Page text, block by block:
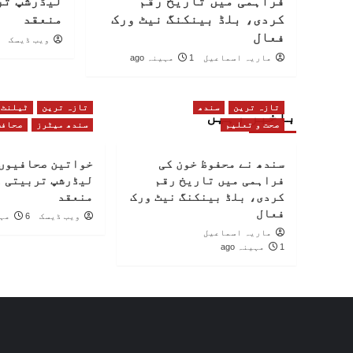
کردی، بلڈ بینکنگ نیٹ ورک
فعال
ماریہ اسماعیل 1 مہینہ ago
منعقد
ویب ڈیسک
باخبر رہیں
تازہ ترین
سندھ
صحت و تعلیم
سندھ نے محفوظ خون کی
فراہمی میں تاریخ رقم
کردی، بلڈ بینکنگ نیٹ ورک
فعال
ماریہ اسماعیل
1 مہینہ ago
تازہ ترین ٹیلنٹ
سندھ میٹرز
خواتین
لیڈرشپ تربیتی
منعقد
ویب ڈیسک 6 مہینے ago